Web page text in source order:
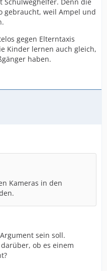
gebraucht, weil Ampel und
gegen Elterntaxis
Kinder lernen auch gleich,
haben.
Kameras in den
sein soll.
ob es einem